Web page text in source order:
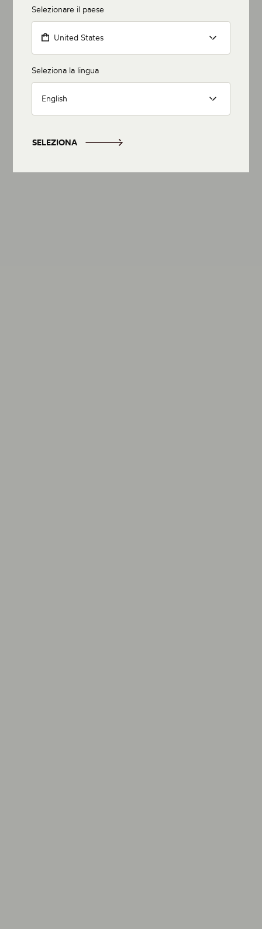
Selezionare il paese
United States
Seleziona la lingua
English
SELEZIONA